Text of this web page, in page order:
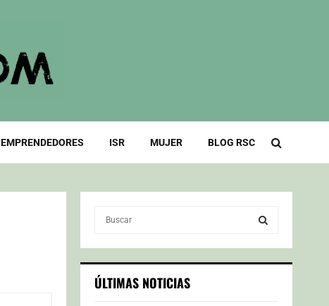
EMPRENDEDORES ISR MUJER BLOG RSC
c
h
S
ÚLTIMAS NOTICIAS